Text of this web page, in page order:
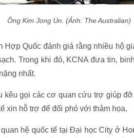
Ông Kim Jong Un. (Ảnh: The Australian)
Hợp Quốc đánh giá rằng nhiều hộ
Trong khi đó, KCNA đưa tin,
nhất.
kêu gọi các cơ quan cứu trợ giúp
xin hỗ trợ để đối phó với thảm họa.
hệ quốc tế tại Đại học City ở